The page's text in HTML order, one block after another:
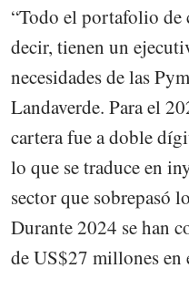
“Todo el portafolio de
decir, tienen un
necesidades de las
Landaverde. Para el
cartera fue a doble
lo que se traduce en
sector que sobrepasó
Durante 2024 se han
de US$27 millones en